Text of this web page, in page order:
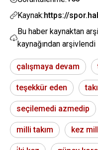
Kaynak:https://
Bu haber kaynaktan
kaynağından arşivlendi
çalışmaya devam
teşekkür eden
seçilemedi azmedip
milli takım kez